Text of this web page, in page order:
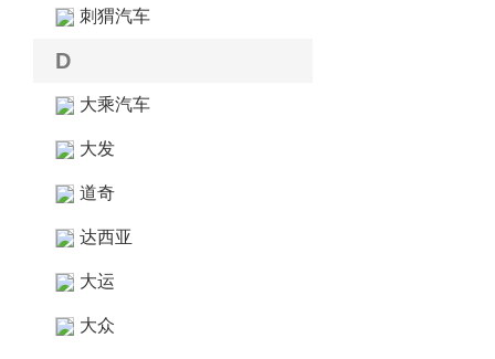
刺猬汽车
D
大乘汽车
大发
道奇
达西亚
大运
大众